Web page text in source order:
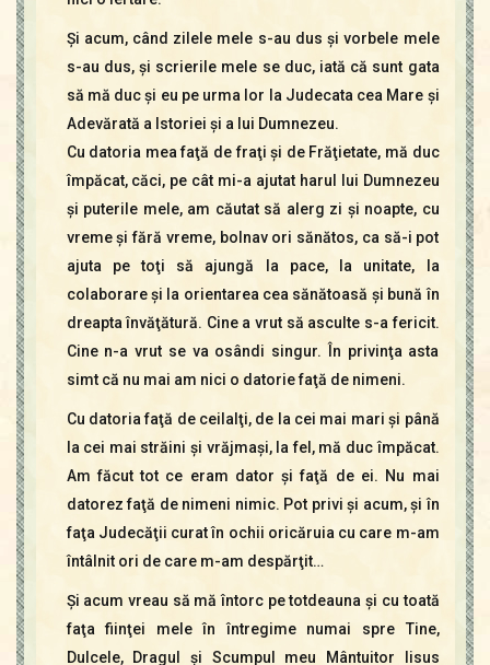
Şi acum, când zilele mele s-au dus şi vorbele mele
s-au dus, şi scrierile mele se duc, iată că sunt gata
să mă duc şi eu pe urma lor la Judecata cea Mare şi
Adevărată a Istoriei şi a lui Dumnezeu.
Cu datoria mea faţă de fraţi şi de Frăţietate, mă duc
împăcat, căci, pe cât mi-a ajutat harul lui Dumnezeu
şi puterile mele, am căutat să alerg zi şi noapte, cu
vreme şi fără vreme, bolnav ori sănătos, ca să-i pot
ajuta pe toţi să ajungă la pace, la unitate, la
colaborare şi la orientarea cea sănătoasă şi bună în
dreapta învăţătură. Cine a vrut să asculte s-a fericit.
Cine n-a vrut se va osândi singur. În privinţa asta
simt că nu mai am nici o datorie faţă de nimeni.
Cu datoria faţă de ceilalţi, de la cei mai mari şi până
la cei mai străini şi vrăjmaşi, la fel, mă duc împăcat.
Am făcut tot ce eram dator şi faţă de ei. Nu mai
datorez faţă de nimeni nimic. Pot privi şi acum, şi în
faţa Judecăţii curat în ochii oricăruia cu care m-am
întâlnit ori de care m-am despărţit…
Şi acum vreau să mă întorc pe totdeauna şi cu toată
faţa fiinţei mele în întregime numai spre Tine,
Dulcele, Dragul şi Scumpul meu Mântuitor Iisus